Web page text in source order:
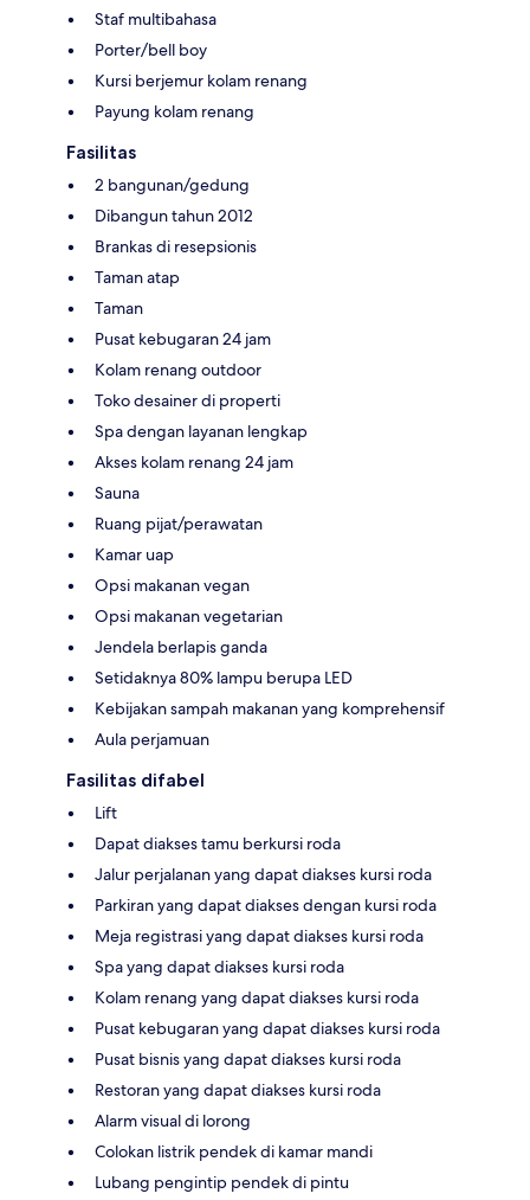
Staf multibahasa
Porter/bell boy
Kursi berjemur kolam renang
Payung kolam renang
Fasilitas
2 bangunan/gedung
Dibangun tahun 2012
Brankas di resepsionis
Taman atap
Taman
Pusat kebugaran 24 jam
Kolam renang outdoor
Toko desainer di properti
Spa dengan layanan lengkap
Akses kolam renang 24 jam
Sauna
Ruang pijat/perawatan
Kamar uap
Opsi makanan vegan
Opsi makanan vegetarian
Jendela berlapis ganda
Setidaknya 80% lampu berupa LED
Kebijakan sampah makanan yang komprehensif
Aula perjamuan
Fasilitas difabel
Lift
Dapat diakses tamu berkursi roda
Jalur perjalanan yang dapat diakses kursi roda
Parkiran yang dapat diakses dengan kursi roda
Meja registrasi yang dapat diakses kursi roda
Spa yang dapat diakses kursi roda
Kolam renang yang dapat diakses kursi roda
Pusat kebugaran yang dapat diakses kursi roda
Pusat bisnis yang dapat diakses kursi roda
Restoran yang dapat diakses kursi roda
Alarm visual di lorong
Colokan listrik pendek di kamar mandi
Lubang pengintip pendek di pintu